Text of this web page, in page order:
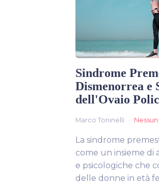
Sindrome
Dismenorrea e
dell'Ovaio
Marco Toninelli
La sindrome
come un insieme di
e psicologiche che
delle donne in età